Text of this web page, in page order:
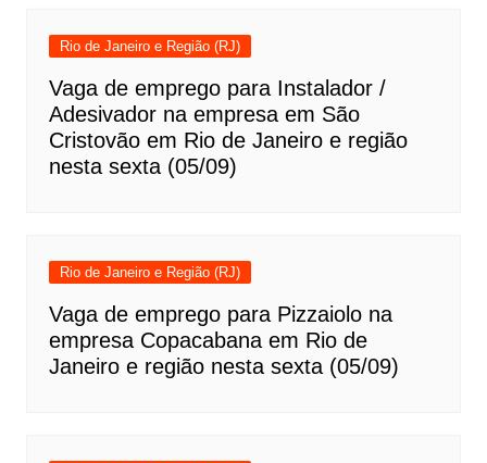
Rio de Janeiro e Região (RJ)
Vaga de emprego para Instalador /
Adesivador na empresa em São
Cristovão em Rio de Janeiro e região
nesta sexta (05/09)
Rio de Janeiro e Região (RJ)
Vaga de emprego para Pizzaiolo na
empresa Copacabana em Rio de
Janeiro e região nesta sexta (05/09)